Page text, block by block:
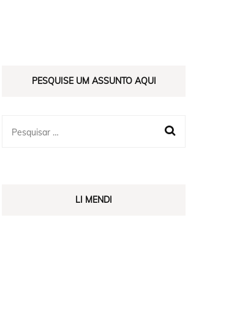
PESQUISE UM ASSUNTO AQUI
LI MENDI